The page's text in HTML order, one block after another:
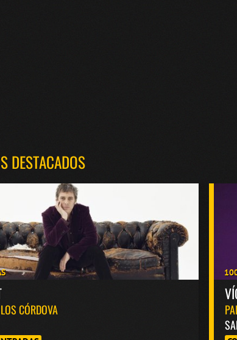
DESTACADOS
CÓRDOVA